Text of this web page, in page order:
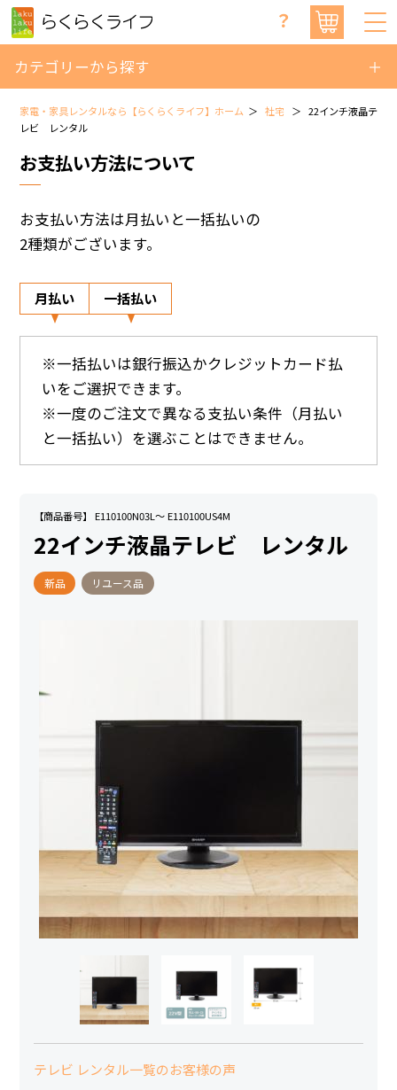
？
カテゴリーから探す
家電・家具レンタルなら【らくらくライフ】ホーム 社宅
22インチ液晶テ
レビ レンタル
お支払い方法について
お支払い方法は月払いと一括払いの
2種類がございます。
月払い 一括払い
※一括払いは銀行振込かクレジットカード払
いをご選択できます。
※一度のご注文で異なる支払い条件（月払い
と一括払い）を選ぶことはできません。
【商品番号】 E110100N03L～ E110100US4M
22インチ液晶テレビ レンタル
新品 リユース品
テレビ レンタル一覧のお客様の声